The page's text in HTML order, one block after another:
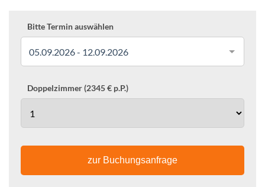
Bitte Termin auswählen
05.09.2026 - 12.09.2026
Doppelzimmer (2345 € p.P.)
zur Buchungsanfrage